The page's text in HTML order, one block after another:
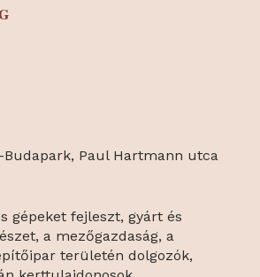
Budapark, Paul Hartmann utca
gépeket fejleszt, gyárt és
a mezőgazdaság, a
területén dolgozók,